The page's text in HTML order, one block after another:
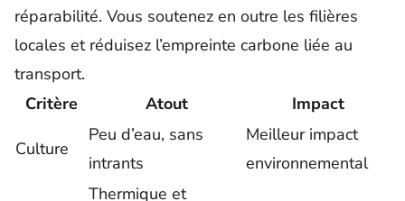
réparabilité. Vous soutenez en outre les filières
locales et réduisez l’empreinte carbone liée au
transport.
Critère
Atout Impact
Culture
Peu d’eau, sans
intrants
Meilleur impact
environnemental
Thermique et